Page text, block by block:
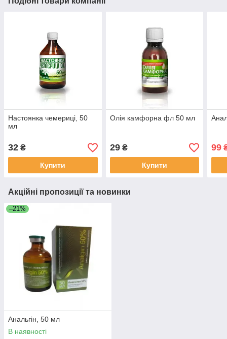
Настоянка чемериці, 50
мл
32 ₴
Купити
Олія камфорна фл 50 мл
29₴
Купити
99
Акційні пропозиції та новинки
–21%
Анальгін, 50 мл
В наявності